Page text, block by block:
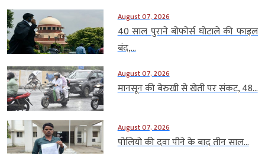
August 07, 2026
40 साल पुराने बोफोर्स घोटाले की फाइल
बंद,...
August 07, 2026
मानसून की बेरुखी से खेती पर संकट, 48...
August 07, 2026
पोलियो की दवा पीने के बाद तीन साल...